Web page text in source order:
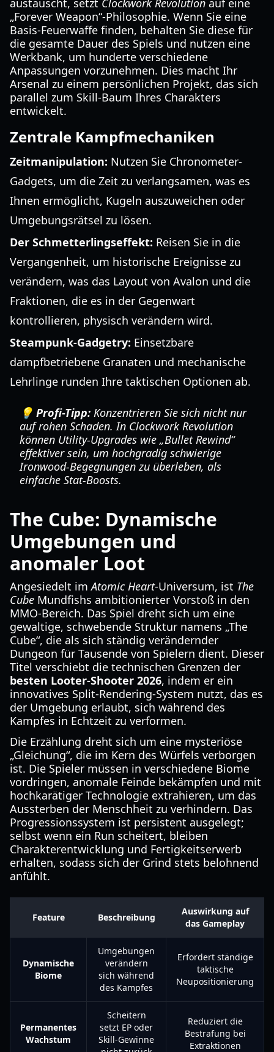
austauscht, setzt Clockwork Revolution auf eine
„Forever Weapon“-Philosophie. Wenn Sie eine
Basis-Feuerwaffe finden, behalten Sie diese für
die gesamte Dauer des Spiels und nutzen eine
Werkbank, um hunderte verschiedene
Anpassungen vorzunehmen. Dies macht Ihr
Arsenal zu einem persönlichen Projekt, das sich
parallel zum Skill-Baum Ihres Charakters
entwickelt.
Zentrale Kampfmechaniken
Zeitmanipulation: Nutzen Sie Chronometer-
Gadgets, um die Zeit zu verlangsamen, was es
Ihnen ermöglicht, Kugeln auszuweichen oder
Umgebungsrätsel zu lösen.
Der Schmetterlingseffekt: Reisen Sie in die
Vergangenheit, um historische Ereignisse zu
verändern, was das Layout von Avalon und die
Fraktionen, die es in der Gegenwart
kontrollieren, physisch verändern wird.
Steampunk-Gadgetry: Einsetzbare
dampfbetriebene Granaten und mechanische
Lehrlinge runden Ihre taktischen Optionen ab.
💡 Profi-Tipp: Konzentrieren Sie sich nicht nur
auf rohen Schaden. In Clockwork Revolution
können Utility-Upgrades wie „Bullet Rewind“
effektiver sein, um hochgradig schwierige
Ironwood-Begegnungen zu überleben, als
einfache Stat-Boosts.
The Cube: Dynamische
Umgebungen und
anomaler Loot
Angesiedelt imAtomic Heart-Universum, ist The
Cube Mundfishs ambitionierter Vorstoß in den
MMO-Bereich. Das Spiel dreht sich um eine
gewaltige, schwebende Struktur namens „The
Cube“, die als sich ständig verändernder
Dungeon für Tausende von Spielern dient. Dieser
Titel verschiebt die technischen Grenzen der
besten Looter-Shooter 2026, indem er ein
innovatives Split-Rendering-System nutzt, das es
der Umgebung erlaubt, sich während des
Kampfes in Echtzeit zu verformen.
Die Erzählung dreht sich um eine mysteriöse
„Gleichung“, die im Kern des Würfels verborgen
ist. Die Spieler müssen in verschiedene Biome
vordringen, anomale Feinde bekämpfen und mit
hochkarätiger Technologie extrahieren, um das
Aussterben der Menschheit zu verhindern. Das
Progressionssystem ist persistent ausgelegt;
selbst wenn ein Run scheitert, bleiben
Charakterentwicklung und Fertigkeitserwerb
erhalten, sodass sich der Grind stets belohnend
anfühlt.
Feature Beschreibung
Auswirkung auf
das Gameplay
Dynamische
Biome
Umgebungen
verändern
sich während
des Kampfes
Erfordert ständige
taktische
Neupositionierung
Permanentes
Wachstum
Scheitern
setzt EP oder
Skill-Gewinne
Reduziert die
Bestrafung bei
Extraktionen